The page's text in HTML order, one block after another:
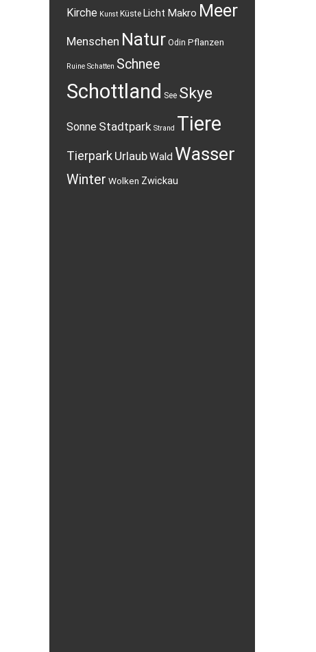
Kirche Kunst Küste Licht Makro Meer
Menschen Natur Odin Pflanzen
Ruine Schatten Schnee
Schottland See Skye
Sonne Stadtpark Strand Tiere
Tierpark UrlaubWald Wasser
Winter Wolken Zwickau